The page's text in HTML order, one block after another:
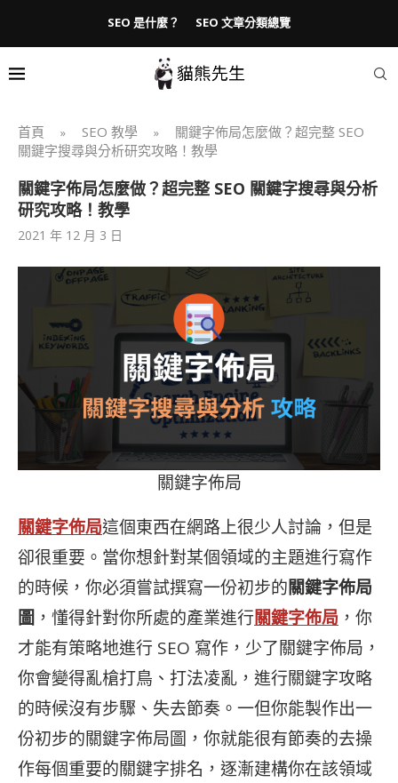
SEO 是什麼？ SEO 文章分類總覽
首頁 » SEO 教學 »
關鍵字佈局怎麼做？超完整 SEO
關鍵字搜尋與分析研究攻略！教學
關鍵字佈局怎麼做？超完整 SEO 關鍵字搜尋與分析
研究攻略！教學
2021 年 12 月 3 日
關鍵字佈局
關鍵字佈局這個東西在網路上很少人討論，但是
卻很重要。當你想針對某個領域的主題進行寫作
的時候，你必須嘗試撰寫一份初步的關鍵字佈局
圖 ，懂得針對你所處的產業進行關鍵字佈局 ，你
才能有策略地進行 SEO 寫作，少了關鍵字佈局，
你會變得亂槍打鳥、打法凌亂，進行關鍵字攻略
的時候沒有步驟、失去節奏。一但你能製作出一
份初步的關鍵字佈局圖，你就能很有節奏的去操
作每個重要的關鍵字排名，逐漸建構你在該領域